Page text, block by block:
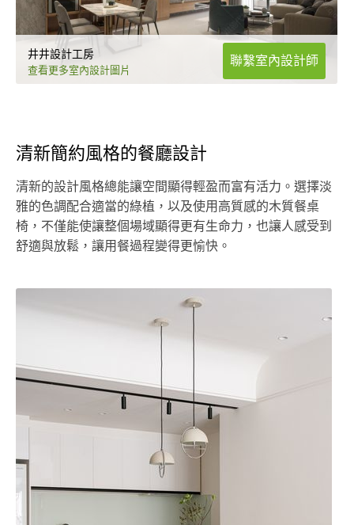
井井設計工房
查看更多室內設計圖片
聯繫室內設計師
清新簡約風格的餐廳設計
清新的設計風格總能讓空間顯得輕盈而富有活力。選擇淡
雅的色調配合適當的綠植，以及使用高質感的木質餐桌
椅，不僅能使讓整個場域顯得更有生命力，也讓人感受到
舒適與放鬆，讓用餐過程變得更愉快。